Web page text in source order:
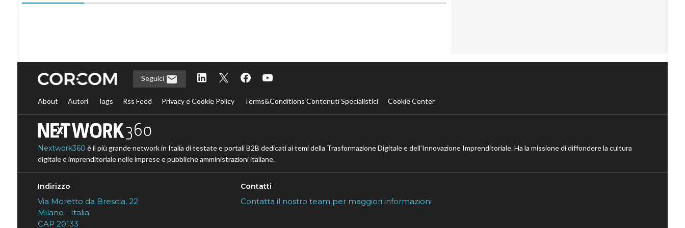
Seguici
About Autori Tags Rss Feed Privacy e Cookie Policy Terms&Conditions Contenuti Specialistici Cookie Center
Nextwork360 è il più grande network in Italia di testate e portali B2B dedicati ai temi della Trasformazione Digitale e dell’Innovazione Imprenditoriale. Ha la missione di diffondere la cultura
digitale e imprenditoriale nelle imprese e pubbliche amministrazioni italiane.
Indirizzo
Via Moretto da Brescia, 22
Milano - Italia
CAP 20133
Contatti
Contatta il nostro team per maggiori informazioni